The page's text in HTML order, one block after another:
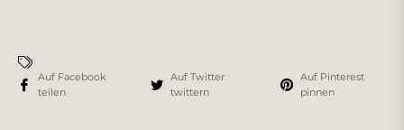
Auf Facebook
teilen
Auf Twitter
twittern
Auf Pinterest
pinnen